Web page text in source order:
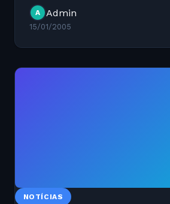
A Admin
15/01/2005
NOTÍCIAS